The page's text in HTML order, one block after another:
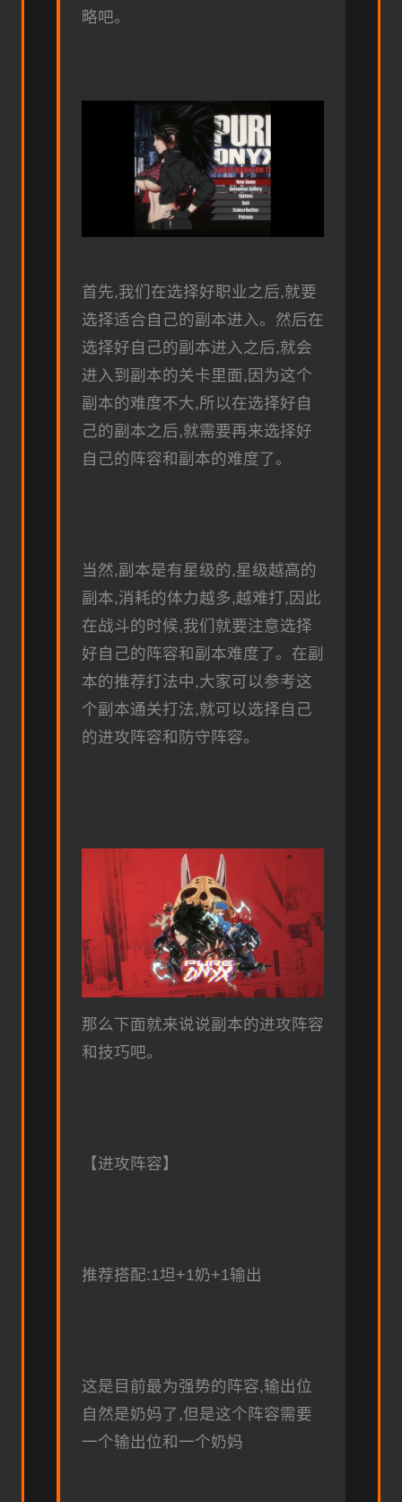
略吧。
首先,我们在选择好职业之后,就要
选择适合自己的副本进入。然后在
选择好自己的副本进入之后,就会
进入到副本的关卡里面,因为这个
副本的难度不大,所以在选择好自
己的副本之后,就需要再来选择好
自己的阵容和副本的难度了。
当然,副本是有星级的,星级越高的
副本,消耗的体力越多,越难打,因此
在战斗的时候,我们就要注意选择
好自己的阵容和副本难度了。在副
本的推荐打法中,大家可以参考这
个副本通关打法,就可以选择自己
的进攻阵容和防守阵容。
那么下面就来说说副本的进攻阵容
和技巧吧。
【进攻阵容】
推荐搭配:1坦+1奶+1输出
这是目前最为强势的阵容,输出位
自然是奶妈了,但是这个阵容需要
一个输出位和一个奶妈